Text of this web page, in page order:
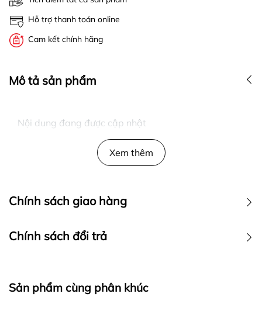
Hỗ trợ thanh toán online
Cam kết chính hãng
Mô tả sản phẩm
Nội dung đang được cập nhật
Xem thêm
Chính sách giao hàng
Chính sách đổi trả
Sản phẩm cùng phân khúc